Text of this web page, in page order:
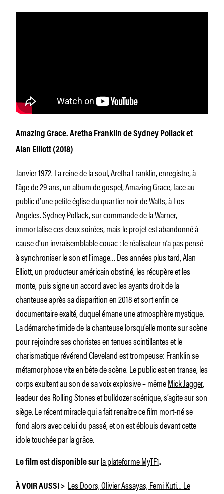
Amazing Grace. Aretha Franklin de Sydney Pollack et
Alan Elliott (2018)
Janvier 1972. La reine de la soul,Aretha Franklin, enregistre, à
l’âge de 29 ans, un album de gospel,Amazing Grace, face au
public d’une petite église du quartier noir de Watts, à Los
Angeles.Sydney Pollack, sur commande de la Warner,
immortalise ces deux soirées, mais le projet est abandonné à
cause d’un invraisemblable couac : le réalisateur n’a pas pensé
à synchroniser le son et l’image… Des années plus tard, Alan
Elliott, un producteur américain obstiné, les récupère et les
monte, puis signe un accord avec les ayants droit de la
chanteuse après sa disparition en 2018 et sort enfin ce
documentaire exalté, duquel émane une atmosphère mystique.
La démarche timide de la chanteuse lorsqu’elle monte sur scène
pour rejoindre ses choristes en tenues scintillantes et le
charismatique révérend Cleveland est trompeuse: Franklin se
métamorphose vite en bête de scène. Le public est en transe, les
corps exultent au son de sa voix explosive – mêmeMick Jagger,
leadeur des Rolling Stones et bulldozer scénique, s’agite sur son
siège. Le récent miracle qui a fait renaître ce film mort-né se
fond alors avec celui du passé, et on est éblouis devant cette
idole touchée par la grâce.
Le film est disponible sur la plateforme MyTF1.
À VOIR AUSSI > Les Doors, Olivier Assayas, Femi Kuti… Le